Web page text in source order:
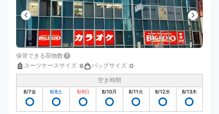
保管できる荷物数
スーツケースサイズ :6 バッグサイズ :0
空き時間
8/7金 8/8土 8/9日 8/10月 8/11火 8/12水 8/13木